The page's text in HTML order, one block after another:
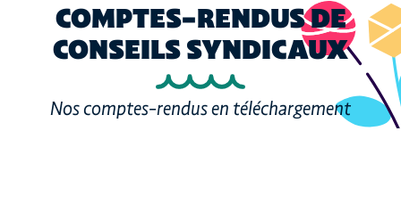
COMPTES-RENDUS DE
CONSEILS SYNDICAUX
Nos comptes-rendus en téléchargement